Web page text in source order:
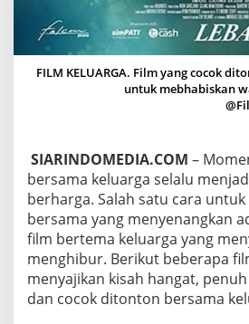
O
K
D
T
O
N
N
B
E
R
S
A
M
A
E
FILM KELUARGA. Film yang cocok
untuk mebhabiskan
SIARINDOMEDIA.COM –
bersama keluarga selalu
berharga. Salah satu cara
bersama yang menyenangkan
film bertema keluarga yang
menghibur. Berikut beberapa
menyajikan kisah hangat,
dan cocok ditonton bersama